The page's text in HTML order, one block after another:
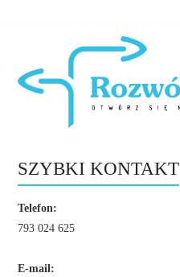
SZYBKI KONTAKT
Telefon:
793 024 625
E-mail: